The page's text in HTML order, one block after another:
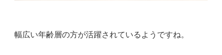
幅広い年齢層の方が活躍されているようですね。